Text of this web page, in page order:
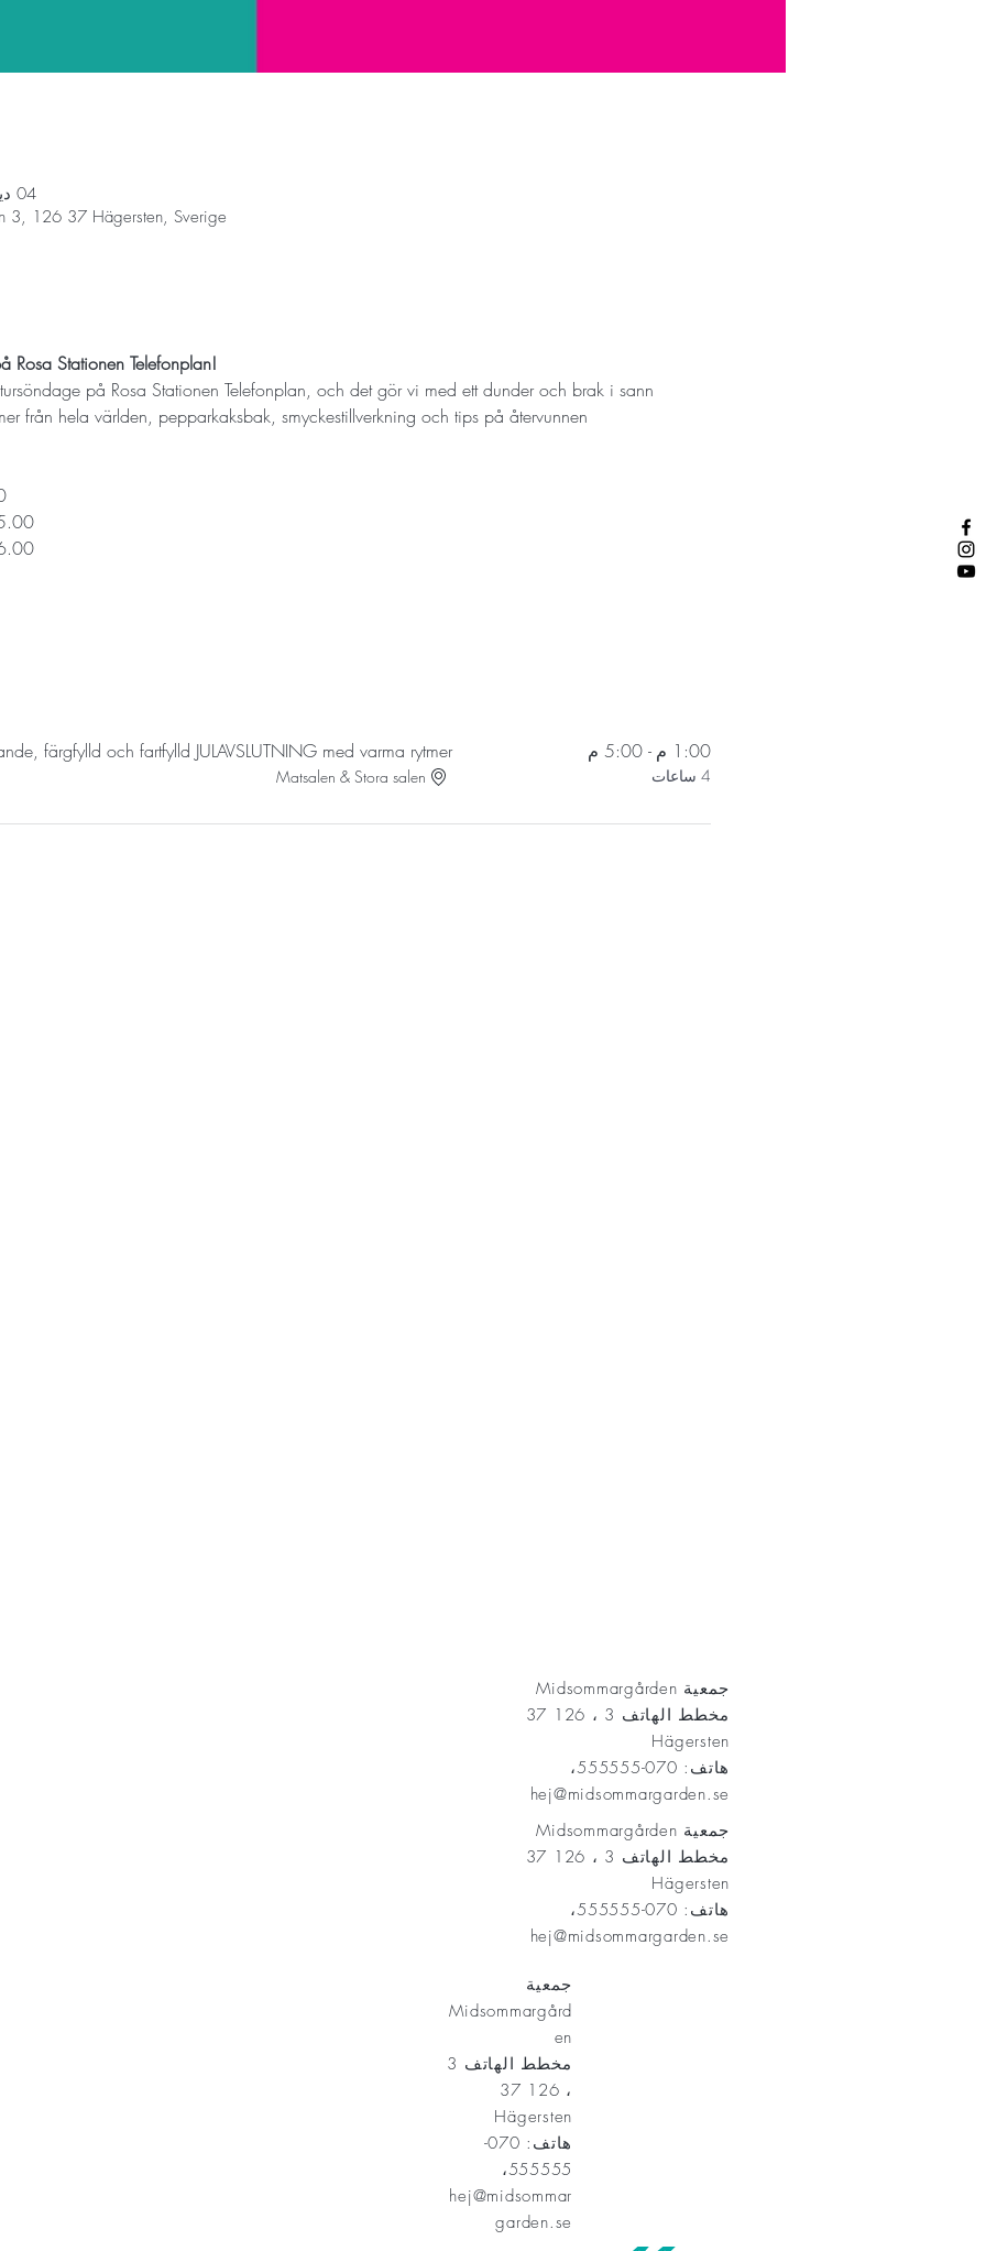
04 ديسمبر 2022، 1:00 م – 5:00 م
3, 126 37 Hägersten, Sverige
Rosa Stationen Telefonplan!
på Rosa Stationen Telefonplan, och det gör vi med ett dunder och brak i sann
från hela världen, pepparkaksbak, smyckestillverkning och tips på återvunnen
1:00 م - 5:00 م
4 ساعات
färgfylld och fartfylld JULAVSLUTNING med varma rytmer!
Matsalen & Stora salen
جمعية Midsommargården
مخطط الهاتف 3 ، 126 37
Hägersten
هاتف: 070-555555،
hej@midsommargarden.se
جمعية Midsommargården
مخطط الهاتف 3 ، 126 37
Hägersten
هاتف: 070-555555،
hej@midsommargarden.se
جمعية
Midsommargård
en
مخطط الهاتف 3
، 126 37
Hägersten
هاتف: 070-
555555،
hej@midsommar
garden.se